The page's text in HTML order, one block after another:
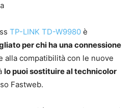
TP-LINK TD-W9980 è
per chi ha una connessione
alla compatibilità con le nuove
lo puoi sostituire al technicolor
Fastweb.